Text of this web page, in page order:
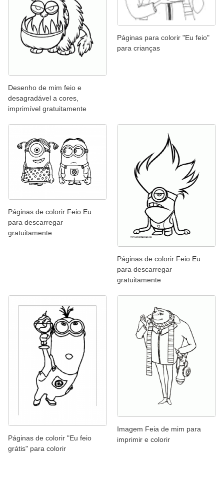
Desenho de mim feio e
desagradável a cores,
imprimível gratuitamente
Páginas para colorir "Eu feio"
para crianças
Páginas de colorir Feio Eu
para descarregar
gratuitamente
Páginas de colorir Feio Eu
para descarregar
gratuitamente
Páginas de colorir "Eu feio
grátis" para colorir
Imagem Feia de mim para
imprimir e colorir